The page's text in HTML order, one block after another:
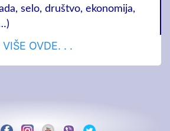
selo, društvo, ekonomija,
VIŠE OVDE. . .